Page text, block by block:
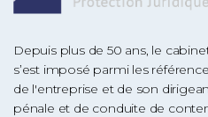
Depuis plus de 50 ans, le
s’est imposé parmi les
de l'entreprise et de son
pénale et de conduite de